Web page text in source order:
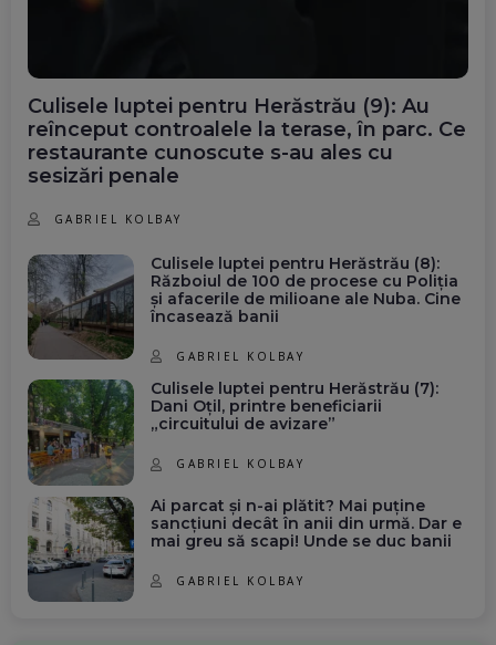
Culisele luptei pentru Herăstrău (9): Au
reînceput controalele la terase, în parc. Ce
restaurante cunoscute s-au ales cu
sesizări penale
GABRIEL KOLBAY
Culisele luptei pentru Herăstrău (8):
Războiul de 100 de procese cu Poliția
și afacerile de milioane ale Nuba. Cine
încasează banii
GABRIEL KOLBAY
Culisele luptei pentru Herăstrău (7):
Dani Oțil, printre beneficiarii
„circuitului de avizare”
GABRIEL KOLBAY
Ai parcat și n-ai plătit? Mai puține
sancțiuni decât în anii din urmă. Dar e
mai greu să scapi! Unde se duc banii
GABRIEL KOLBAY